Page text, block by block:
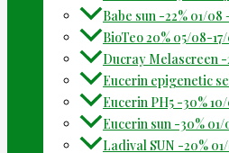
Babe sun -22% 01/08
BioTeo 20% 05/08-
Ducray Melascreen -
Eucerin epigenetic
Eucerin PH5 -30%
Eucerin sun -30%
Ladival SUN -20%